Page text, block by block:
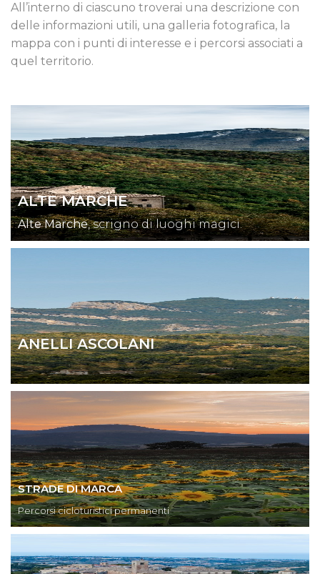
All’interno di ciascuno troverai una descrizione con
delle informazioni utili, una galleria fotografica, la
mappa con i punti di interesse e i percorsi associati a
quel territorio.
ALTE MARCHE
Alte Marche, scrigno di luoghi magici.
ANELLI ASCOLANI
STRADE DI MARCA
Percorsi cicloturistici permanenti